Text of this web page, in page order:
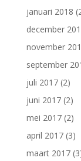
januari 2018
december
november
september
juli 2017(2)
juni 2017(2)
mei 2017(2)
april 2017(3)
maart 2017